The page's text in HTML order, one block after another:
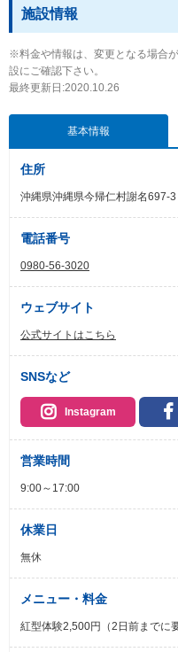
施設情報
※料金や情報は、変更となる場合
設にご確認下さい。
最終更新日:2020.10.26
基本情報
住所
沖縄県沖縄県今帰仁村謝名697-3
電話番号
0980-56-3020
ウェブサイト
公式サイトはこちら
SNSなど
Instagram
営業時間
9:00～17:00
休業日
無休
メニュー・料金
紅型体験2,500円（2日前までに